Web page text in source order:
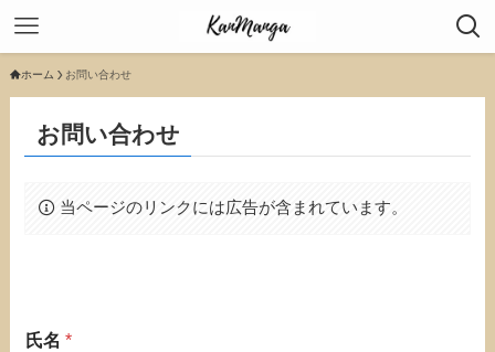
ホーム お問い合わせ
お問い合わせ
当ページのリンクには広告が含まれています。
氏名*